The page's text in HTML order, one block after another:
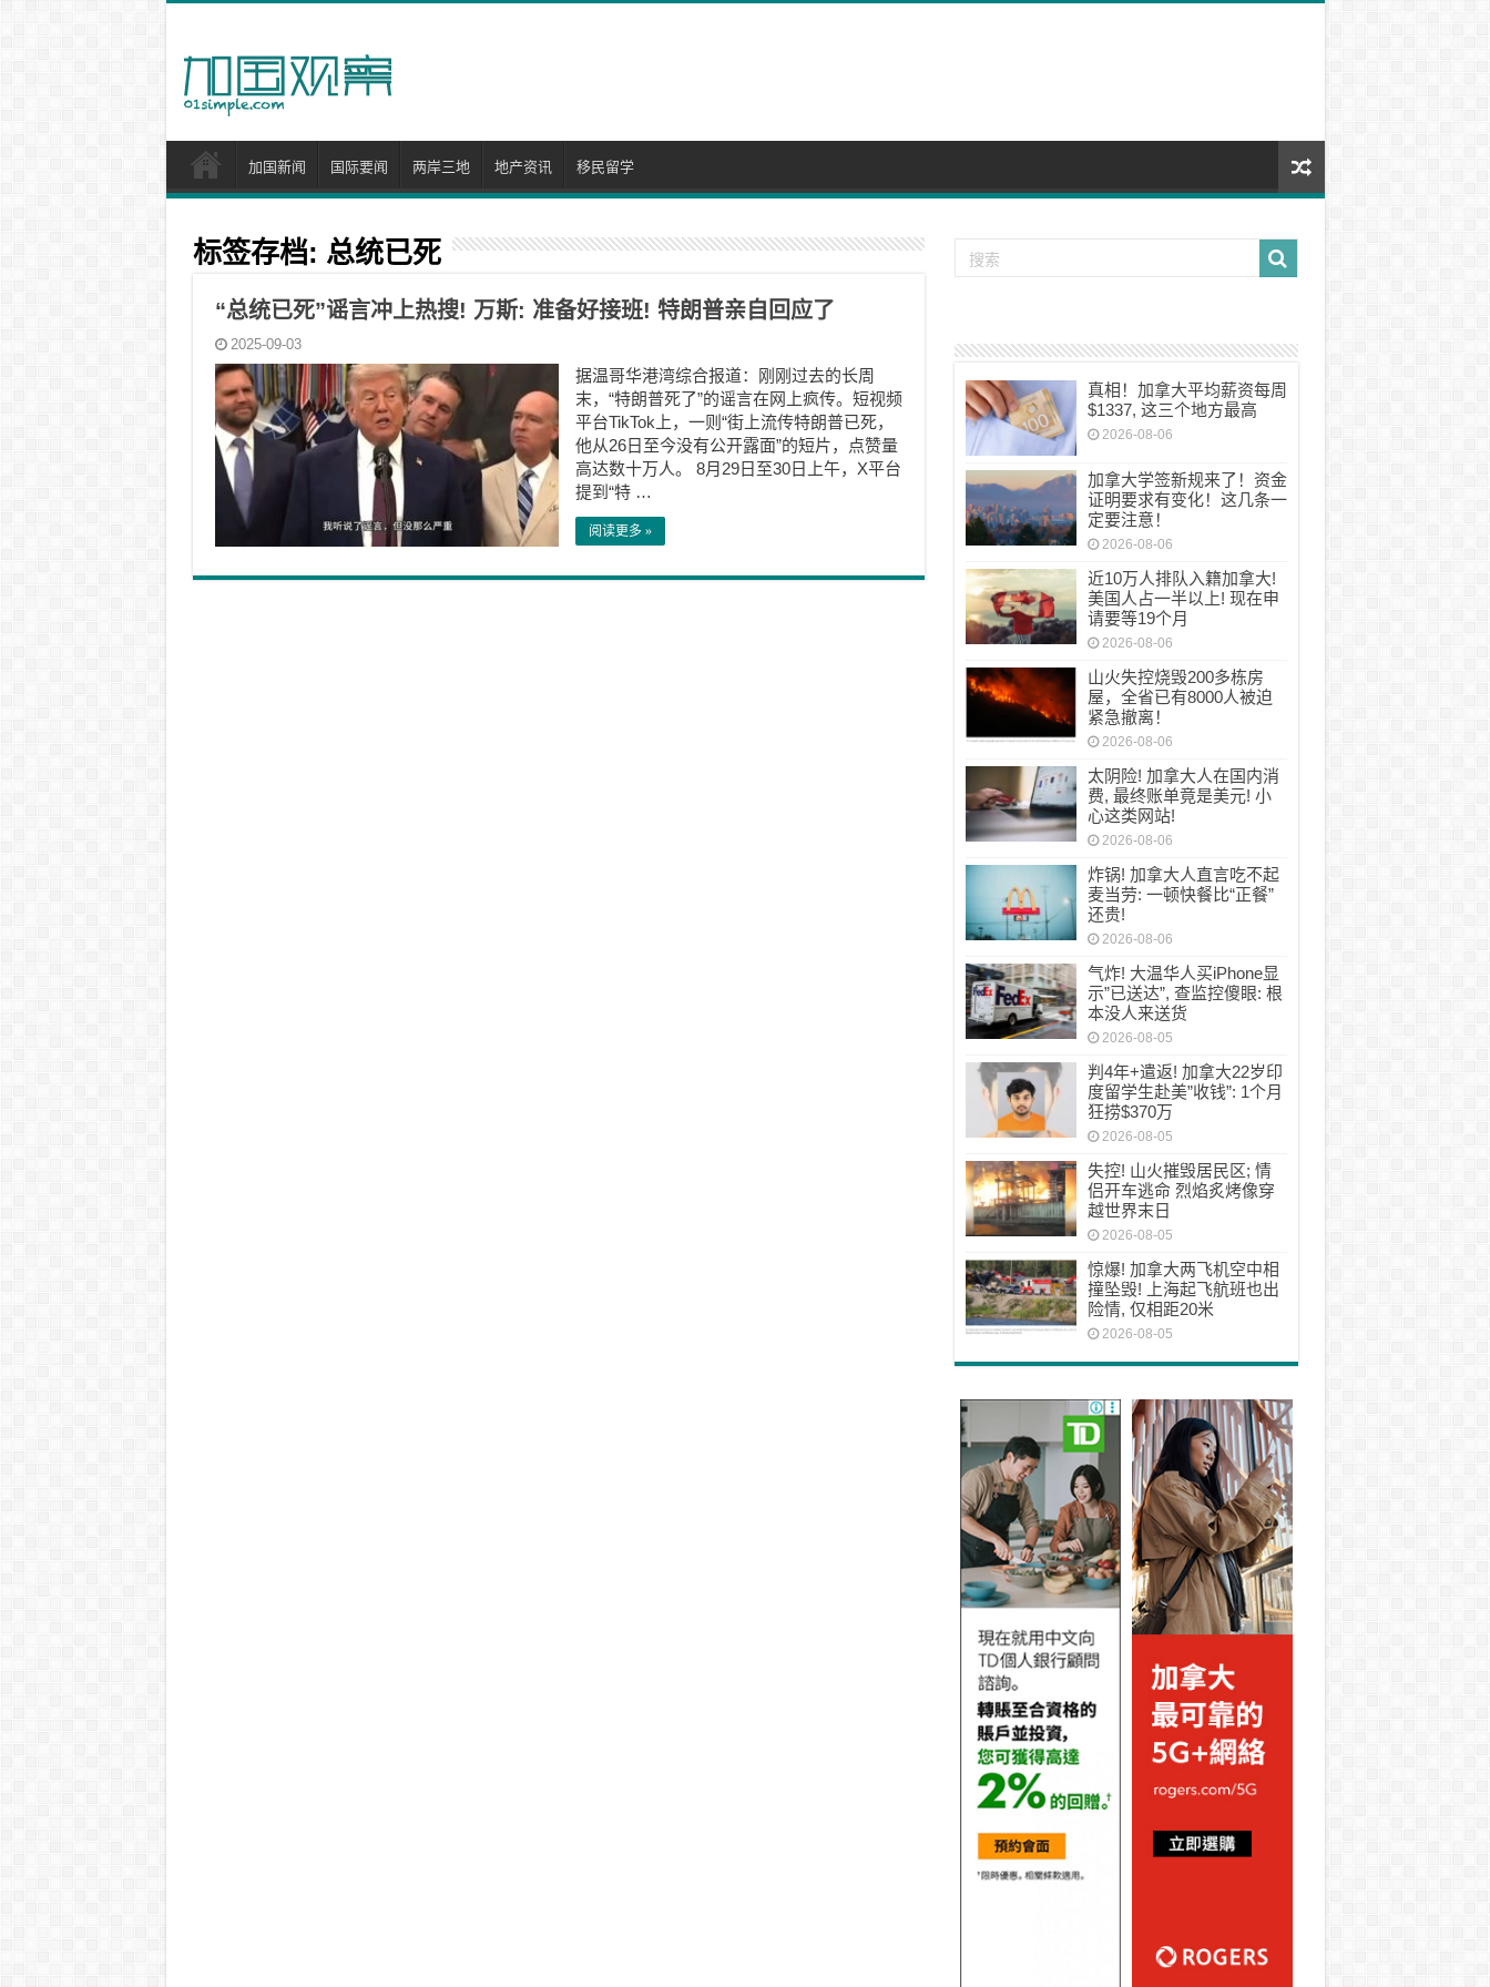
加国新闻 国际要闻 两岸三地 地产资讯 移民留学
标签存档: 总统已死
“总统已死”谣言冲上热搜! 万斯: 准备好接班! 特朗普亲自回应了
2025-09-03
据温哥华港湾综合报道：刚刚过去的长周
末，“特朗普死了”的谣言在网上疯传。短视频
平台TikTok上，一则“街上流传特朗普已死，
他从26日至今没有公开露面”的短片，点赞量
高达数十万人。 8月29日至30日上午，X平台
提到“特 …
阅读更多 »
真相！加拿大平均薪资每周
$1337, 这三个地方最高
2026-08-06
加拿大学签新规来了！资金
证明要求有变化！这几条一
定要注意！
2026-08-06
近10万人排队入籍加拿大!
美国人占一半以上! 现在申
请要等19个月
2026-08-06
山火失控烧毁200多栋房
屋，全省已有8000人被迫
紧急撤离！
2026-08-06
太阴险! 加拿大人在国内消
费, 最终账单竟是美元! 小
心这类网站!
2026-08-06
炸锅! 加拿大人直言吃不起
麦当劳: 一顿快餐比“正餐”
还贵!
2026-08-06
气炸! 大温华人买iPhone显
示”已送达”, 查监控傻眼: 根
本没人来送货
2026-08-05
判4年+遣返! 加拿大22岁印
度留学生赴美”收钱”: 1个月
狂捞$370万
2026-08-05
失控! 山火摧毁居民区; 情
侣开车逃命 烈焰炙烤像穿
越世界末日
2026-08-05
惊爆! 加拿大两飞机空中相
撞坠毁! 上海起飞航班也出
险情, 仅相距20米
2026-08-05